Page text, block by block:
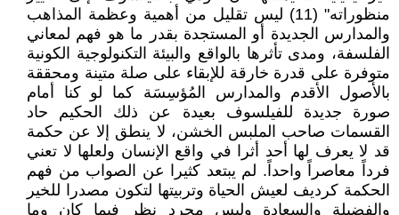
منظوراته" (11) ليس تقليل من أهمية وعظمة المذاهب
والمدارس الجديدة أو المستجدة بقدر ما هو فهم لمعاني
الفلسفة، ومدى تأثرها بالواقع والبيئة التكنولوجية الكونية
متوفرة على قدرة خارقة للإبقاء على صلة متينة ومحققة
بالأصول الأقدم والمدارس المُؤسِسَة كما لو كنا أمام
صورة جديدة للفيلسوف بعيدة عن ذلك الحكيم حاد
القسمات صاحب الملبس الخشن، لا ينطق إلا عن حكمة
قد لا يعرف لها أحد أثرا في واقع الإنسان ولعلها لا تعني
فرداً معاصراً واحداً. لم يبتعد كثيرا عن الصواب من فهم
الحكمة كرديف لعيش الحياة وتربيتها لتكون مصدرا للخير
والفضيلة والسعادة وليس مجرد نظر فيما كان وما